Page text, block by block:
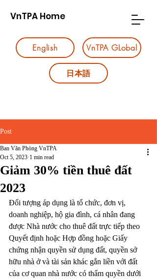
VnTPA Home
English VnTPA GLobal
日本語
Post
Giảm 30% tiền thuê đất
2023
Ban Văn Phòng VnTPA
Oct 5, 2023 1 min read
Đối tượng áp dụng là tổ chức, đơn vị,
doanh nghiệp, hộ gia đình, cá nhân đang
được Nhà nước cho thuê đất trực tiếp theo
Quyết định hoặc Hợp đồng hoặc Giấy
chứng nhận quyền sử dụng đất, quyền sở
hữu nhà ở và tài sản khác gắn liền với đất
của cơ quan nhà nước có thẩm quyền dưới